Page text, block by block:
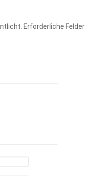
Erforderliche Felder